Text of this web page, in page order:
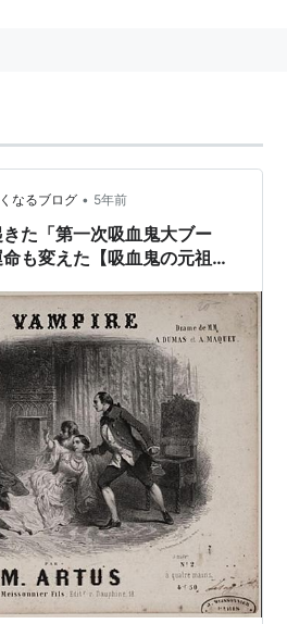
なるブログ • 5年前
た「第一次吸血鬼大ブー
も変えた【吸血鬼の元祖解